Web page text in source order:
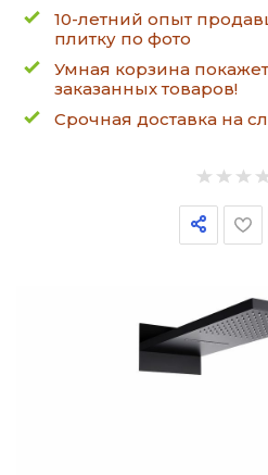
10-летний опыт
плитку по фото
Умная корзина
заказанных товаров!
Срочная доставка на